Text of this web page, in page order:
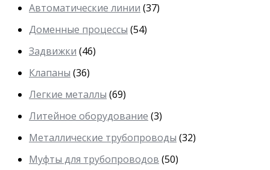
Автоматические линии (37)
Доменные процессы (54)
Задвижки (46)
Клапаны (36)
Легкие металлы (69)
Литейное оборудование (3)
Металлические трубопроводы (32)
Муфты для трубопроводов (50)